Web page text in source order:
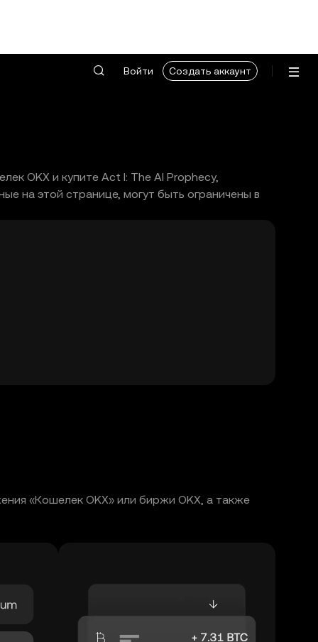
Войти Создать аккаунт
OKX и купите Act I: The AI Prophecy,
на этой странице, могут быть ограничены в
«Кошелек OKX» или биржи OKX, а также